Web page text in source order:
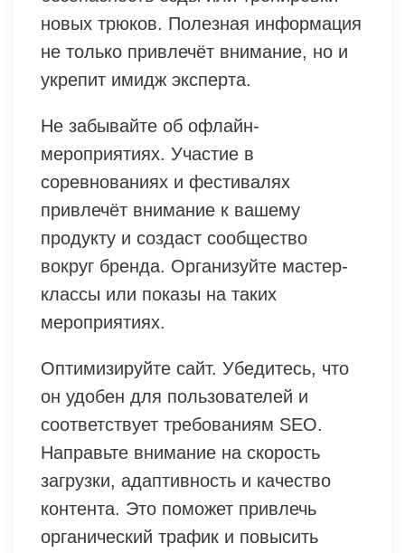
новых трюков. Полезная информация
не только привлечёт внимание, но и
укрепит имидж эксперта.
Не забывайте об офлайн-
мероприятиях. Участие в
соревнованиях и фестивалях
привлечёт внимание к вашему
продукту и создаст сообщество
вокруг бренда. Организуйте мастер-
классы или показы на таких
мероприятиях.
Оптимизируйте сайт. Убедитесь, что
он удобен для пользователей и
соответствует требованиям SEO.
Направьте внимание на скорость
загрузки, адаптивность и качество
контента. Это поможет привлечь
органический трафик и повысить